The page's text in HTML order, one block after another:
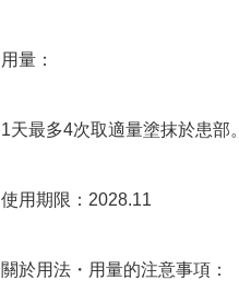
用量：
1天最多4次取適量塗抹於患部。
使用期限：2028.11
關於用法・用量的注意事項：